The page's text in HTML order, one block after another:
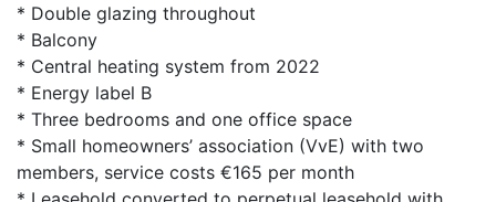
* Double glazing throughout
* Balcony
* Central heating system from 2022
* Energy label B
* Three bedrooms and one office space
* Small homeowners’ association (VvE) with two
members, service costs €165 per month